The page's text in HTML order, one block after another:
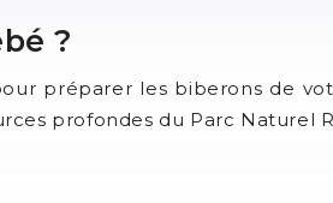
?
préparer les biberons de
profondes du Parc Naturel